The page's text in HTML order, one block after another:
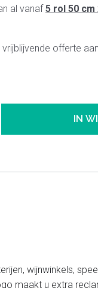
vanaf5 rol 50 cm
offerte aan.
IN
wijnwinkels,
maakt u extra